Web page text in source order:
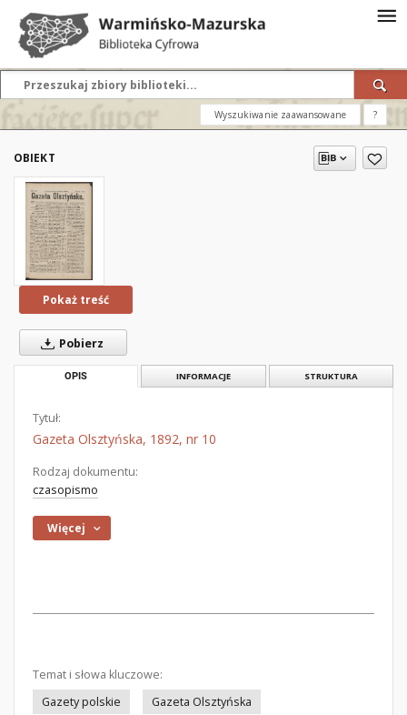
Wyszukiwanie zaawansowane ?
OBIEKT
Pokaż treść
Pobierz
OPIS INFORMACJE STRUKTURA
Tytuł:
Gazeta Olsztyńska, 1892, nr 10
Rodzaj dokumentu:
czasopismo
Więcej
Temat i słowa kluczowe:
Gazety polskie
Gazeta Olsztyńska